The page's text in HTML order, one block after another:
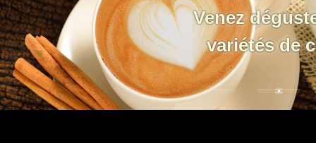
Venez
variétés de